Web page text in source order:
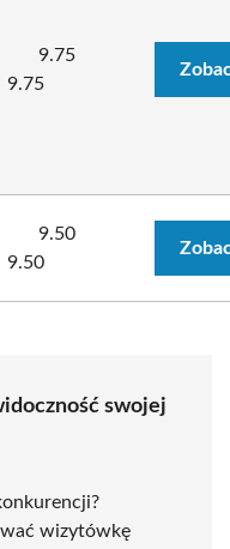
9.75
9.75
9.50
9.50
swojej
wizytówkę